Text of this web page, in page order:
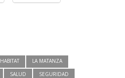
HABITAT
LA MATANZA
SALUD SEGURIDAD